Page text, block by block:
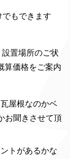
もできます
置場所のご状
算価格をご案内
屋根なのかベ
お聞きさせて頂
トがあるかな